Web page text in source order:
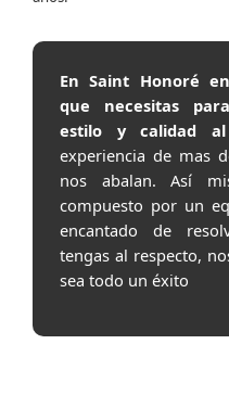
En Saint Honoré
que necesitas
estilo y calidad
experiencia de mas
nos abalan. Así
compuesto por un
encantado de
tengas al respecto,
sea todo un éxito